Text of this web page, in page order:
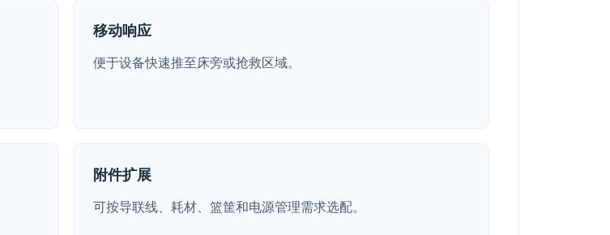
移动响应
便于设备快速推至床旁或抢救区域。
附件扩展
可按导联线、耗材、篮筐和电源管理需求选配。